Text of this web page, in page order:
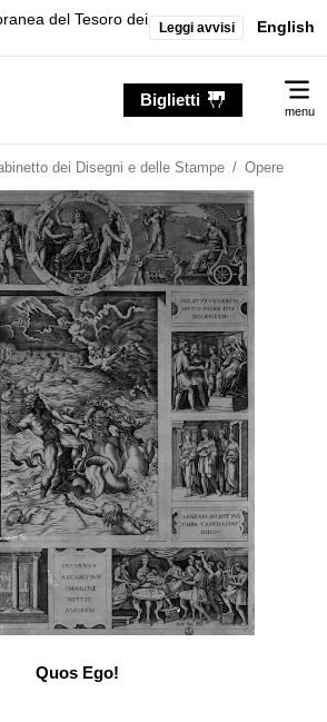
del Tesoro dei
Leggi avvisi English
Biglietti
menu
dei Disegni e delle Stampe / Opere
Quos Ego!